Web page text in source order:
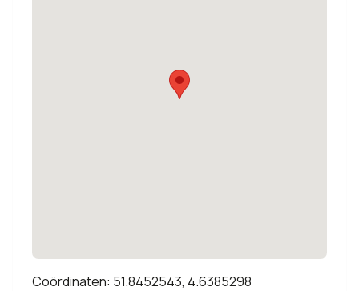
Coördinaten: 51.8452543, 4.6385298